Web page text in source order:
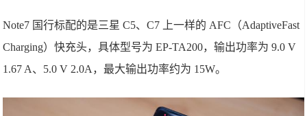
Note7 国行标配的是三星 C5、C7 上一样的 AFC（AdaptiveFast
Charging）快充头，具体型号为 EP-TA200，输出功率为 9.0 V
1.67 A、5.0 V 2.0A，最大输出功率约为 15W。